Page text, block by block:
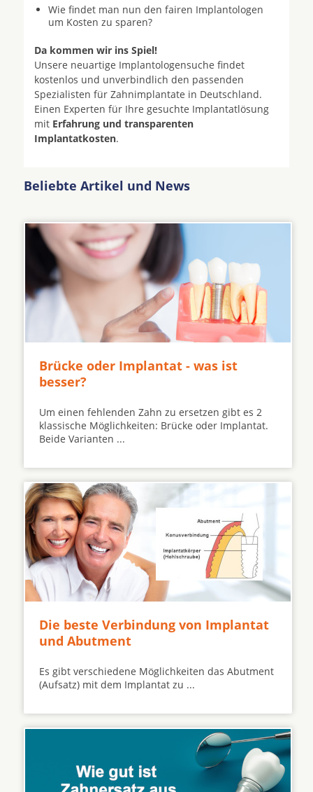
Wie findet man nun den fairen Implantologen
um Kosten zu sparen?
Da kommen wir ins Spiel!
Unsere neuartige Implantologensuche findet
kostenlos und unverbindlich den passenden
Spezialisten für Zahnimplantate in Deutschland.
Einen Experten für Ihre gesuchte Implantatlösung
mit Erfahrung und transparenten
Implantatkosten.
Beliebte Artikel und News
Brücke oder Implantat - was ist
besser?
Um einen fehlenden Zahn zu ersetzen gibt es 2
klassische Möglichkeiten: Brücke oder Implantat.
Beide Varianten ...
Die beste Verbindung von Implantat
und Abutment
Es gibt verschiedene Möglichkeiten das Abutment
(Aufsatz) mit dem Implantat zu ...